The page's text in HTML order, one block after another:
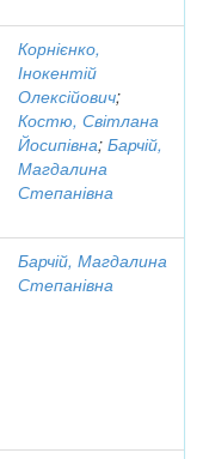
Корнієнко,
Інокентій
Олексійович;
Костю, Світлана
Йосипівна; Барчій,
Магдалина
Степанівна
Барчій, Магдалина
Степанівна